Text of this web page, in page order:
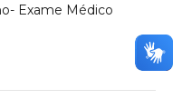
Exame Médico